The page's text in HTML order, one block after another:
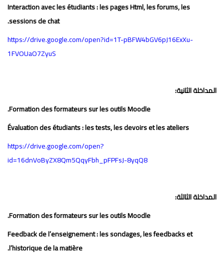
Interaction avec les étudiants : les pages Html, les forums, les
sessions de chat.
https://drive.google.com/open?id=1T-pBFW4bGV6pJ16ExXu-
1FVOUaO7ZyuS
المداخلة الثانية:
Formation des formateurs sur les outils Moodle.
Évaluation des étudiants : les tests, les devoirs et les ateliers
https://drive.google.com/open?
id=16dnVoByZX8Qm5QqyFbh_pFPFsJ-8yqQ8
المداخلة الثالثة:
Formation des formateurs sur les outils Moodle.
Feedback de l’enseignement : les sondages, les feedbacks et
l’historique de la matière.